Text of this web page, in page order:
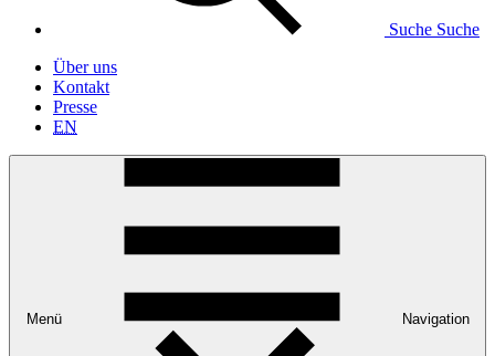
Suche Suche
Über uns
Kontakt
Presse
EN
Menü Navigation